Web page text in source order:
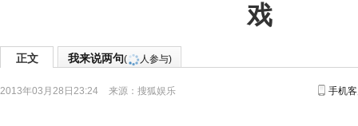
戏
正文 我来说两句( 人参与)
2013年03月28日23:24 来源： 搜狐娱乐 手机